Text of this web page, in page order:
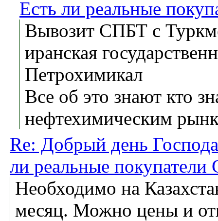
Есть ли реальные
Вывозит СПБТ с
иранская
Петрохимикал
Все об это знают кто
нефтехимическим
Re: Добрый день
ли реальные
Необходимо на
месяц. Можно цены и